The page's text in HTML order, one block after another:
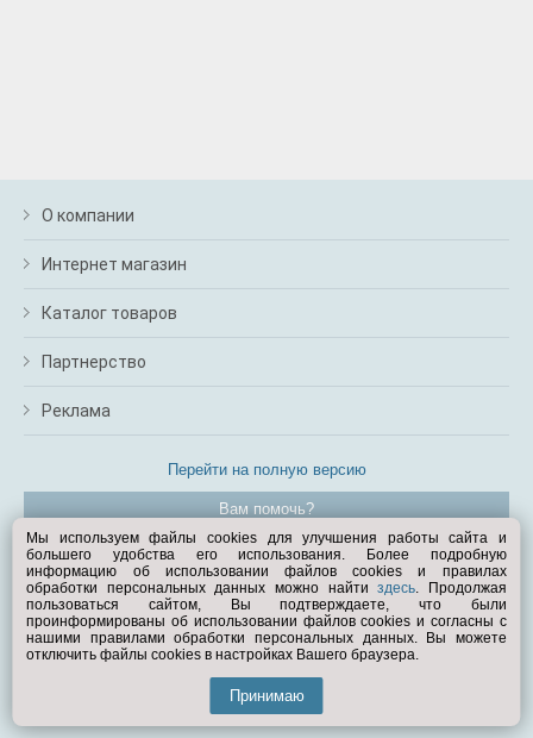
О компании
Интернет магазин
Каталог товаров
Партнерство
Реклама
Перейти на полную версию
Вам помочь?
© Exist.ru 1998—2026
Мы используем файлы cookies для улучшения работы сайта и
большего удобства его использования. Более подробную
информацию об использовании файлов cookies и правилах
обработки персональных данных можно найтиздесь. Продолжая
пользоваться сайтом, Вы подтверждаете, что были
проинформированы об использовании файлов cookies и согласны с
нашими правилами обработки персональных данных. Вы можете
отключить файлы cookies в настройках Вашего браузера.
Принимаю